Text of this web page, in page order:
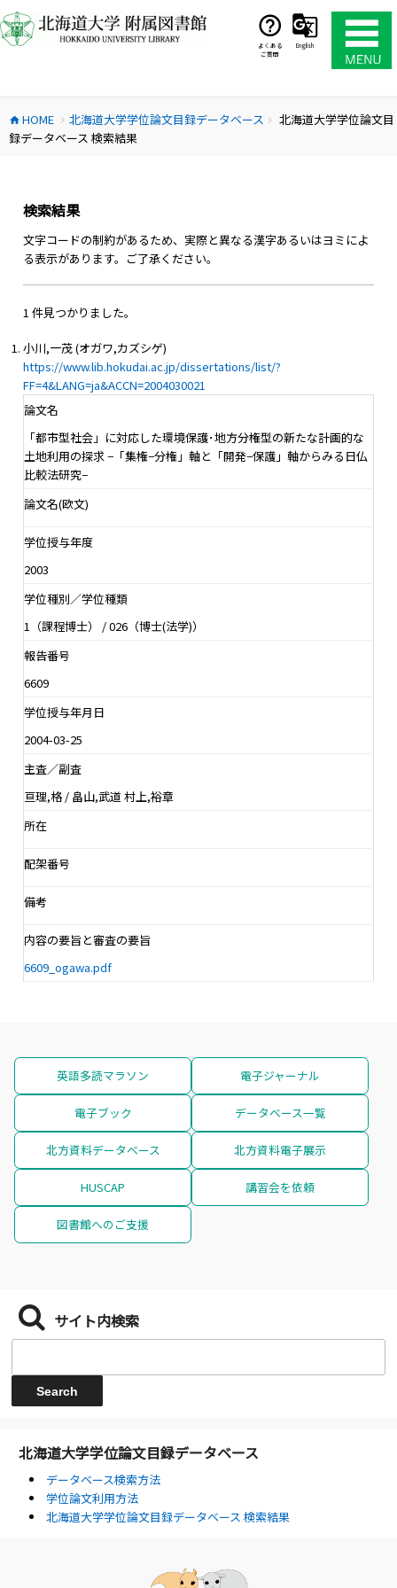
ン
テ
ス
キ
よくある
ご質問
English
home HOME chevron_right 北海道大学学位論文目録データベース chevron_right
北海道大学学位論文目
録データベース 検索結果
検索結果
文字コードの制約があるため、実際と異なる漢字あるいはヨミによ
る表示があります。ご了承ください。
1 件見つかりました。
小川,一茂 (オガワ,カズシゲ)
https://www.lib.hokudai.ac.jp/dissertations/list/?
FF=4&LANG=ja&ACCN=2004030021
論文名
「都市型社会」に対応した環境保護･地方分権型の新たな計画的な
土地利用の探求 −「集権−分権」軸と「開発−保護」軸からみる日仏
比較法研究−
論文名(欧文)
学位授与年度
2003
学位種別／学位種類
1（課程博士） / 026（博士(法学)）
報告番号
6609
学位授与年月日
2004-03-25
主査／副査
亘理,格 / 畠山,武道 村上,裕章
所在
配架番号
備考
内容の要旨と審査の要旨
6609_ogawa.pdf
英語多読マラソン 電子ジャーナル
電子ブック データベース一覧
北方資料データベース 北方資料電子展示
HUSCAP 講習会を依頼
図書館へのご支援
サイト内検索
北海道大学学位論文目録データベース
データベース検索方法
学位論文利用方法
北海道大学学位論文目録データベース 検索結果